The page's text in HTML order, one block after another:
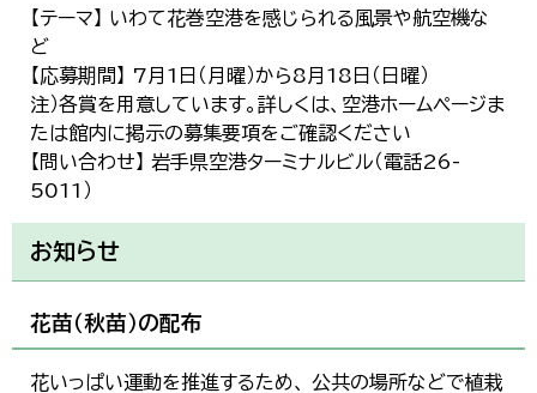
【テーマ】 いわて花巻空港を感じられる風景や航空機な
ど
【応募期間】 7月1日（月曜）から8月18日（日曜）
注）各賞を用意しています。詳しくは、空港ホームページま
たは館内に掲示の募集要項をご確認ください
【問い合わせ】 岩手県空港ターミナルビル（電話26-
5011）
お知らせ
花苗（秋苗）の配布
花いっぱい運動を推進するため、 公共の場所などで植栽